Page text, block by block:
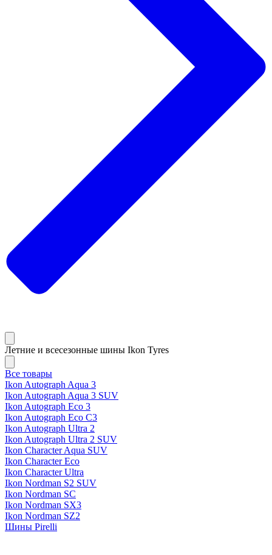
Летние и всесезонные шины Ikon Tyres
Все товары
Ikon Autograph Aqua 3
Ikon Autograph Aqua 3 SUV
Ikon Autograph Eco 3
Ikon Autograph Eco C3
Ikon Autograph Ultra 2
Ikon Autograph Ultra 2 SUV
Ikon Character Aqua SUV
Ikon Character Eco
Ikon Character Ultra
Ikon Nordman S2 SUV
Ikon Nordman SC
Ikon Nordman SX3
Ikon Nordman SZ2
Шины Pirelli